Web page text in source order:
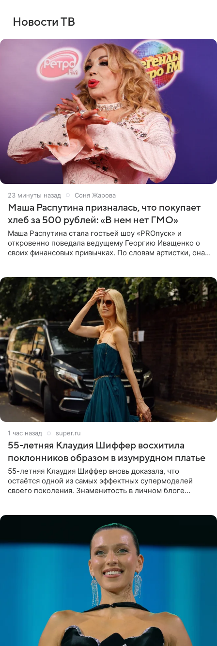
Новости ТВ
23 минуты назад Соня Жарова
Маша Распутина призналась, что покупает
хлеб за 500 рублей: «В нем нет ГМО»
Маша Распутина стала гостьей шоу «PROпуск» и
откровенно поведала ведущему Георгию Иващенко о
своих финансовых привычках. По словам артистки, она
1 час назад super.ru
55-летняя Клаудия Шиффер восхитила
поклонников образом в изумрудном платье
55-летняя Клаудия Шиффер вновь доказала, что
остаётся одной из самых эффектных супермоделей
своего поколения. Знаменитость в личном блоге